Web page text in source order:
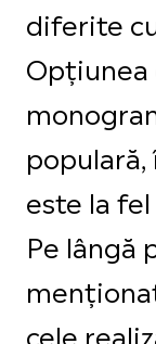
diferite
Opțiunea
este la
Pe lângă
cele